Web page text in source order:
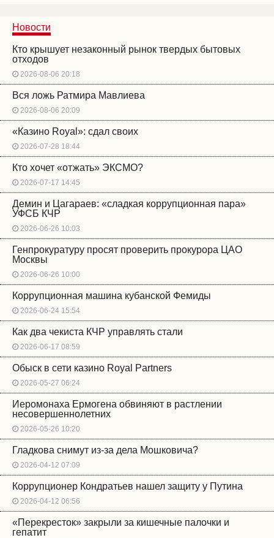
Новости
Кто крышует незаконный рынок твердых бытовых
отходов
2026-08-06 20:18
Вся ложь Ратмира Мавлиева
2026-08-06 20:09
«Казино Royal»: сдал своих
2026-07-28 18:44
Кто хочет «отжать» ЭКСМО?
2026-07-17 14:45
Демин и Цагараев: «сладкая коррупционная пара»
УФСБ КЧР
2026-06-26 10:03
Генпрокуратуру просят проверить прокурора ЦАО
Москвы
2026-06-26 10:00
Коррупционная машина кубанской Фемиды
2026-06-24 15:54
Как два чекиста КЧР управлять стали
2026-06-17 08:59
Обыск в сети казино Royal Partners
2026-05-27 06:24
Иеромонаха Ермогена обвиняют в растлении
несовершеннолетних
2026-05-26 10:20
Гладкова снимут из-за дела Мошковича?
2026-04-12 07:09
Коррупционер Кондратьев нашел защиту у Путина
2026-04-12 06:56
«Перекресток» закрыли за кишечные палочки и
гепатит